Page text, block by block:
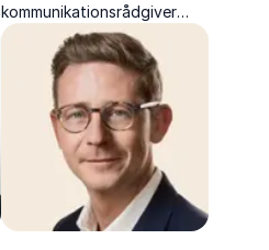
kommunikationsrådgiver
med ærlige fortællinger om
mod, karrierevalg og vejen
til arbejdsglæde.